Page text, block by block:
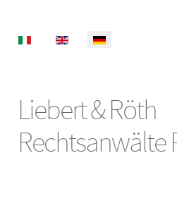
Select your language
Liebert & Röth
Rechtsanwälte